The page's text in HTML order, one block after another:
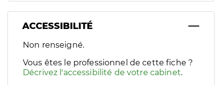
ACCESSIBILITÉ
Filtres
Sélectionnez un ou plusieurs handicaps/besoins
Non renseigné.
Vous êtes le professionnel de cette fiche ?
Décrivez l'accessibilité de votre cabinet.